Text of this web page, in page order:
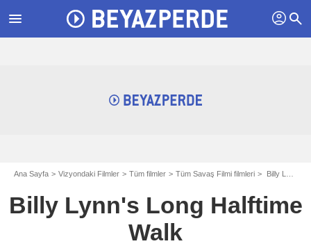
menu profil search
Ana Sayfa Vizyondaki Filmler Tüm filmler Tüm Savaş Filmi filmleri Billy Lynn's Long Halftime Walk
Billy Lynn's Long Halftime
Walk